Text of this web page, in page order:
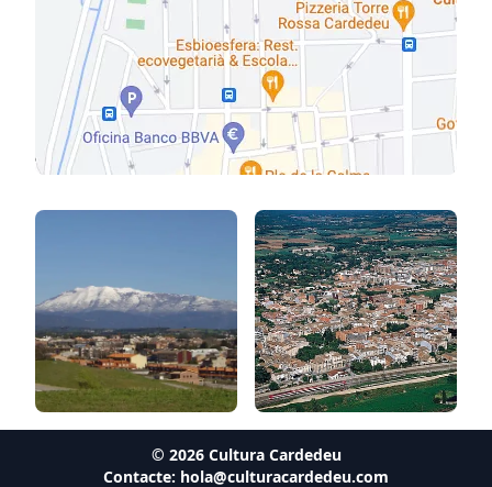
© 2026Cultura Cardedeu
Contacte: hola@culturacardedeu.com